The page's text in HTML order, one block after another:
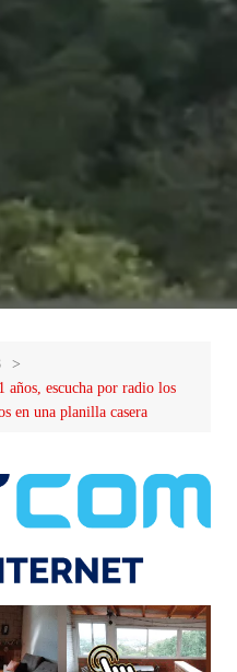
años, escucha por radio los
en una planilla casera